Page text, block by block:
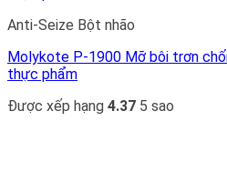
Anti-Seize Bột nhão
Molykote P-1900 Mỡ bôi trơn
thực phẩm
Được xếp hạng 4.37 5 sao